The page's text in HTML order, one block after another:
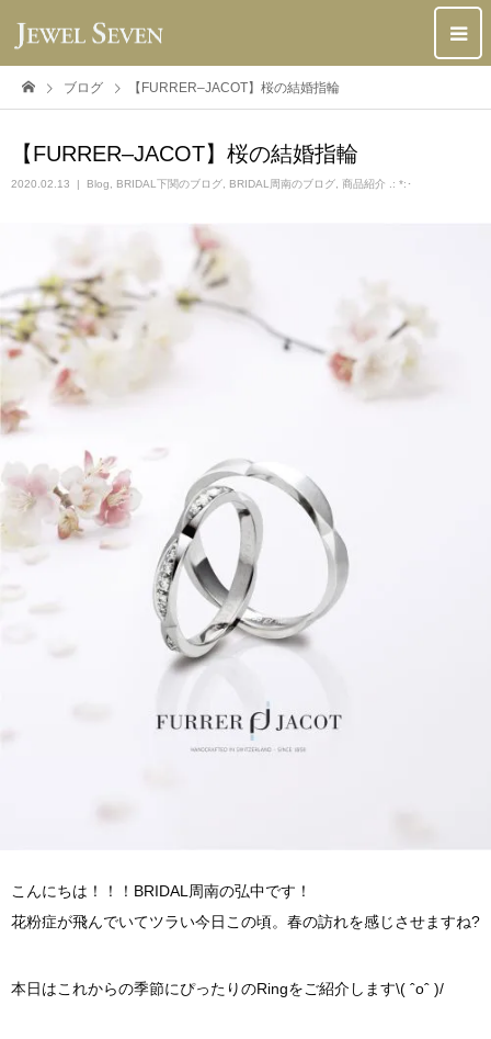
ブログ 【FURRER–JACOT】桜の結婚指輪
【FURRER–JACOT】桜の結婚指輪
2020.02.13 Blog BRIDAL下関のブログ BRIDAL周南のブログ 商品紹介 .: *:･
こんにちは！！！BRIDAL周南の弘中です！
花粉症が飛んでいてツラい今日この頃。春の訪れを感じさせますね?
本日はこれからの季節にぴったりのRingをご紹介します\( ˆoˆ )/